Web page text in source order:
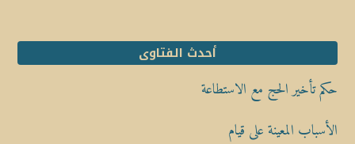
أحدث الفتاوى
حكم تأخير الحج مع الاستطاعة
الأسباب المعينة على قيام